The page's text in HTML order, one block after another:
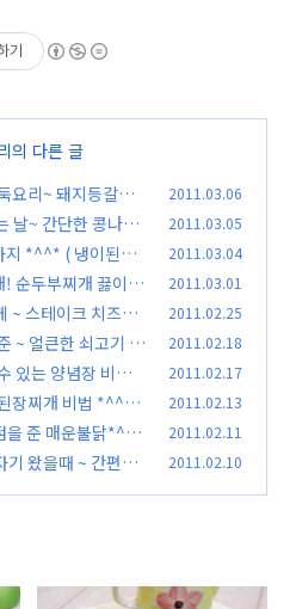
기
의 다른 글
요리~ 돼지등갈비
2011.03.06
날~ 간단한 콩나물
2011.03.05
지 *^^* ( 냉이된장
2011.03.04
순두부찌개 끓이는
2011.03.01
~ 스테이크 치즈닭
2011.02.25
무
2011.02.18
있는 양념장 비법(
2011.02.17
장찌개 비법 *^^* 2011.02.13
을 준 매운불닭*^^* 2011.02.11
2011.02.10